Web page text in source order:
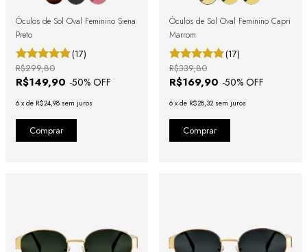
Óculos de Sol Oval Feminino Siena
Preto
(17)
R$149,90 -50% OFF
R$299,80
6 x de R$24,98 sem juros
Óculos de Sol Oval Feminino Capri
Marrom
(17)
R$169,90 -50% OFF
R$339,80
6 x de R$28,32 sem juros